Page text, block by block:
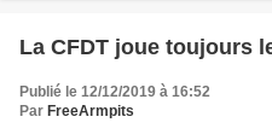
La CFDT joue toujours
Publié le 12/12/2019 à 16:52
Par FreeArmpits